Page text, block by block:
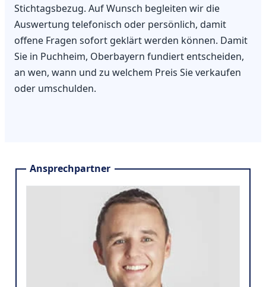
Stichtagsbezug. Auf Wunsch begleiten wir die
Auswertung telefonisch oder persönlich, damit
offene Fragen sofort geklärt werden können. Damit
Sie in Puchheim, Oberbayern fundiert entscheiden,
an wen, wann und zu welchem Preis Sie verkaufen
oder umschulden.
Ansprechpartner